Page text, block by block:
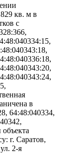
кв. м в
с
в
64:48:040334,
г. Саратов,
2-я